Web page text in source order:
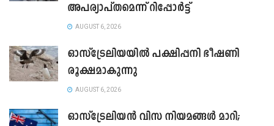
അപര്യാപ്തമെന്ന് റിപ്പോർട്ട്
AUGUST 6, 2026
ഓസ്ട്രേലിയയിൽ പക്ഷിപ്പനി ഭീഷണി
രൂക്ഷമാകുന്നു
AUGUST 6, 2026
ഓസ്‌ട്രേലിയൻ വിസ നിയമങ്ങൾ മാറി;